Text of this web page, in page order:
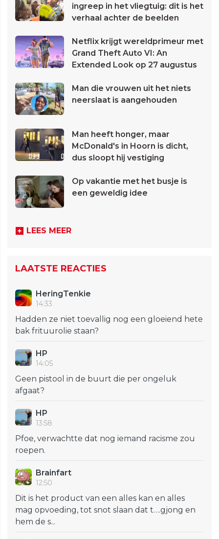
ingreep in het vliegtuig: dit is het
verhaal achter de beelden
Netflix krijgt wereldprimeur met
Grand Theft Auto VI: An
Extended Look op 27 augustus
Man die vrouwen uit het niets
neerslaat is aangehouden
Man heeft honger, maar
McDonald's in Hoorn is dicht,
dus sloopt hij vestiging
Op vakantie met het busje is
een geweldig idee
LEES MEER
LAATSTE REACTIES
HeringTenkie
14:33
Hadden ze niet toevallig nog een gloeiend hete
bak frituurolie staan?
HP
14:05
Geen pistool in de buurt die per ongeluk
afgaat?
HP
13:58
Pfoe, verwachtte dat nog iemand racisme zou
roepen.
Brainfart
12:50
Dit is het product van een alles kan en alles
mag opvoeding, tot snot slaan dat t….gjong en
hem de s...